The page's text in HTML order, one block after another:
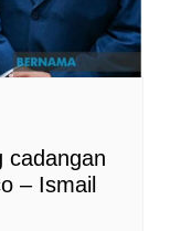
cadangan
– Ismail